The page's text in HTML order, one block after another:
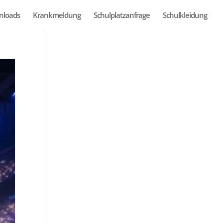
Krankmeldung Schulplatzanfrage Schulkleidung